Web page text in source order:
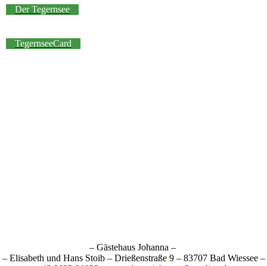
Der Tegernsee
TegernseeCard
– Gästehaus Johanna –
– Elisabeth und Hans Stoib – Drießenstraße 9 – 83707 Bad Wiessee –